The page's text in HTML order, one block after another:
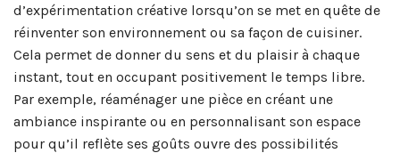
d’expérimentation créative lorsqu’on se met en quête de
réinventer son environnement ou sa façon de cuisiner.
Cela permet de donner du sens et du plaisir à chaque
instant, tout en occupant positivement le temps libre.
Par exemple, réaménager une pièce en créant une
ambiance inspirante ou en personnalisant son espace
pour qu’il reflète ses goûts ouvre des possibilités